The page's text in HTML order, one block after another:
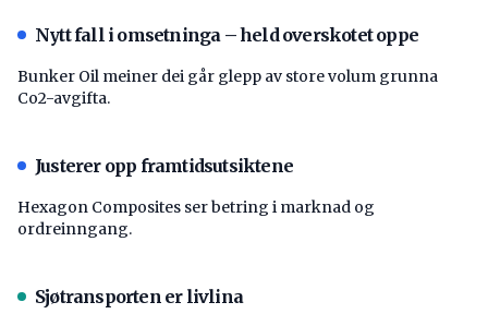
Nytt fall i omsetninga – held overskotet oppe
Bunker Oil meiner dei går glepp av store volum grunna
Co2-avgifta.
Justerer opp framtidsutsiktene
Hexagon Composites ser betring i marknad og
ordreinngang.
Sjøtransporten er livlina